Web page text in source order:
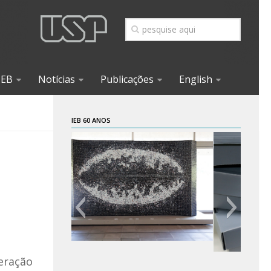
Notícias Publicações English
IEB 60 ANOS